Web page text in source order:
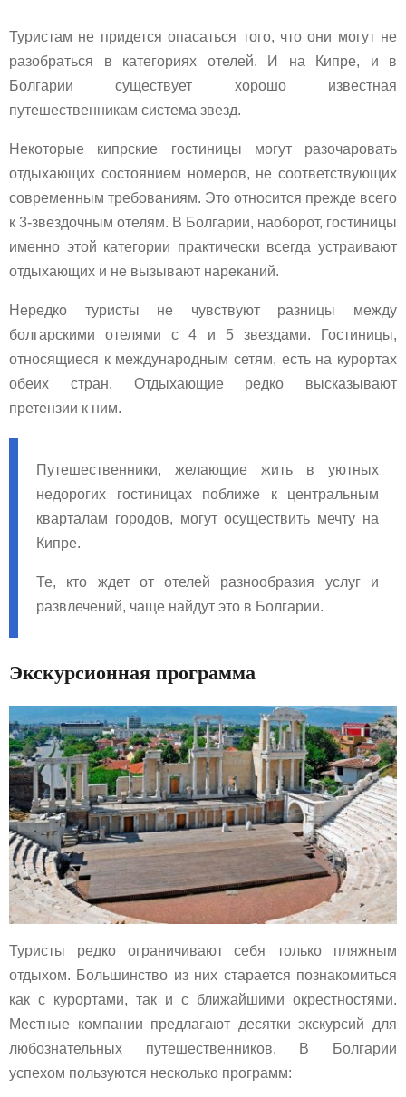
Туристам не придется опасаться того, что они могут не
разобраться в категориях отелей. И на Кипре, и в
Болгарии существует хорошо известная
путешественникам система звезд.
Некоторые кипрские гостиницы могут разочаровать
отдыхающих состоянием номеров, не соответствующих
современным требованиям. Это относится прежде всего
к 3-звездочным отелям. В Болгарии, наоборот, гостиницы
именно этой категории практически всегда устраивают
отдыхающих и не вызывают нареканий.
Нередко туристы не чувствуют разницы между
болгарскими отелями с 4 и 5 звездами. Гостиницы,
относящиеся к международным сетям, есть на курортах
обеих стран. Отдыхающие редко высказывают
претензии к ним.
Путешественники, желающие жить в уютных
недорогих гостиницах поближе к центральным
кварталам городов, могут осуществить мечту на
Кипре.
Те, кто ждет от отелей разнообразия услуг и
развлечений, чаще найдут это в Болгарии.
Экскурсионная программа
Туристы редко ограничивают себя только пляжным
отдыхом. Большинство из них старается познакомиться
как с курортами, так и с ближайшими окрестностями.
Местные компании предлагают десятки экскурсий для
любознательных путешественников. В Болгарии
успехом пользуются несколько программ: